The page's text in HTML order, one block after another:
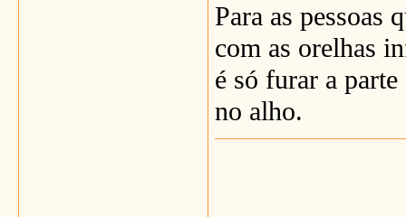
Para as pessoas
com as orelhas
é só furar a
no alho.